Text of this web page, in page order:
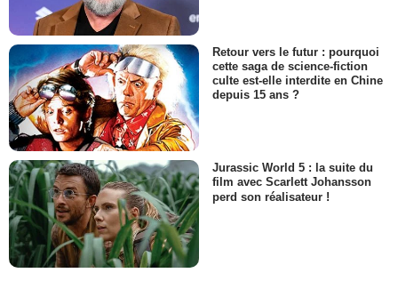
Retour vers le futur : pourquoi
cette saga de science-fiction
culte est-elle interdite en Chine
depuis 15 ans ?
Jurassic World 5 : la suite du
film avec Scarlett Johansson
perd son réalisateur !